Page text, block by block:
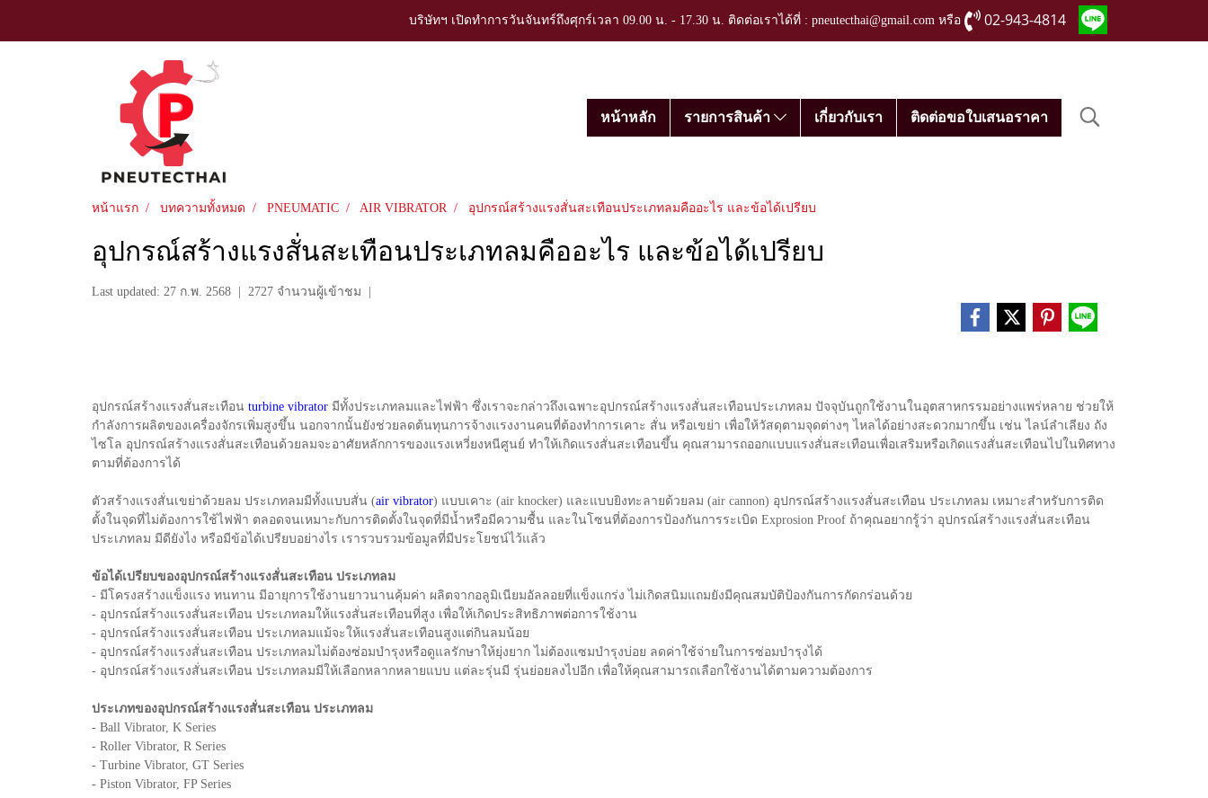
บริษัทฯ เปิดทำการวันจันทร์ถึงศุกร์เวลา 09.00 น. - 17.30 น. ติดต่อเราได้ที่ : pneutecthai@gmail.com หรือ 02-943-4814
หน้าหลัก รายการสินค้า เกี่ยวกับเรา ติดต่อขอใบเสนอราคา
หน้าแรก บทความทั้งหมด PNEUMATIC AIR VIBRATOR อุปกรณ์สร้างแรงสั่นสะเทือนประเภทลมคืออะไร และข้อได้เปรียบ
อุปกรณ์สร้างแรงสั่นสะเทือนประเภทลมคืออะไร และข้อได้เปรียบ
Last updated: 27 ก.พ. 2568 | 2727 จำนวนผู้เข้าชม |
อุปกรณ์สร้างแรงสั่นสะเทือน turbine vibrator มีทั้งประเภทลมและไฟฟ้า ซึ่งเราจะกล่าวถึงเฉพาะอุปกรณ์สร้างแรงสั่นสะเทือนประเภทลม ปัจจุบันถูกใช้งานในอุตสาหกรรมอย่างแพร่หลาย ช่วยให้
กำลังการผลิตของเครื่องจักรเพิ่มสูงขึ้น นอกจากนั้นยังช่วยลดต้นทุนการจ้างแรงงานคนที่ต้องทำการเคาะ สั่น หรือเขย่า เพื่อให้วัสดุตามจุดต่างๆ ไหลได้อย่างสะดวกมากขึ้น เช่น ไลน์ลำเลียง ถัง
ไซโล อุปกรณ์สร้างแรงสั่นสะเทือนด้วยลมจะอาศัยหลักการของแรงเหวี่ยงหนีศูนย์ ทำให้เกิดแรงสั่นสะเทือนขึ้น คุณสามารถออกแบบแรงสั่นสะเทือนเพื่อเสริมหรือเกิดแรงสั่นสะเทือนไปในทิศทาง
ตามที่ต้องการได้
ตัวสร้างแรงสั่นเขย่าด้วยลม ประเภทลมมีทั้งแบบสั่น (air vibrator) แบบเคาะ (air knocker) และแบบยิงทะลายด้วยลม (air cannon) อุปกรณ์สร้างแรงสั่นสะเทือน ประเภทลม เหมาะสำหรับการติด
ตั้งในจุดที่ไม่ต้องการใช้ไฟฟ้า ตลอดจนเหมาะกับการติดตั้งในจุดที่มีน้ำหรือมีความชื้น และในโซนที่ต้องการป้องกันการระเบิด Exprosion Proof ถ้าคุณอยากรู้ว่า อุปกรณ์สร้างแรงสั่นสะเทือน
ประเภทลม มีดียังไง หรือมีข้อได้เปรียบอย่างไร เรารวบรวมข้อมูลที่มีประโยชน์ไว้แล้ว
ข้อได้เปรียบของอุปกรณ์สร้างแรงสั่นสะเทือน ประเภทลม
- มีโครงสร้างแข็งแรง ทนทาน มีอายุการใช้งานยาวนานคุ้มค่า ผลิตจากอลูมิเนียมอัลลอยที่แข็งแกร่ง ไม่เกิดสนิมแถมยังมีคุณสมบัติป้องกันการกัดกร่อนด้วย
- อุปกรณ์สร้างแรงสั่นสะเทือน ประเภทลมให้แรงสั่นสะเทือนที่สูง เพื่อให้เกิดประสิทธิภาพต่อการใช้งาน
- อุปกรณ์สร้างแรงสั่นสะเทือน ประเภทลมแม้จะให้แรงสั่นสะเทือนสูงแต่กินลมน้อย
- อุปกรณ์สร้างแรงสั่นสะเทือน ประเภทลมไม่ต้องซ่อมบำรุงหรือดูแลรักษาให้ยุ่งยาก ไม่ต้องแซมบำรุงบ่อย ลดค่าใช้จ่ายในการซ่อมบำรุงได้
- อุปกรณ์สร้างแรงสั่นสะเทือน ประเภทลมมีให้เลือกหลากหลายแบบ แต่ละรุ่นมี รุ่นย่อยลงไปอีก เพื่อให้คุณสามารถเลือกใช้งานได้ตามความต้องการ
ประเภทของอุปกรณ์สร้างแรงสั่นสะเทือน ประเภทลม
- Ball Vibrator, K Series
- Roller Vibrator, R Series
- Turbine Vibrator, GT Series
- Piston Vibrator, FP Series